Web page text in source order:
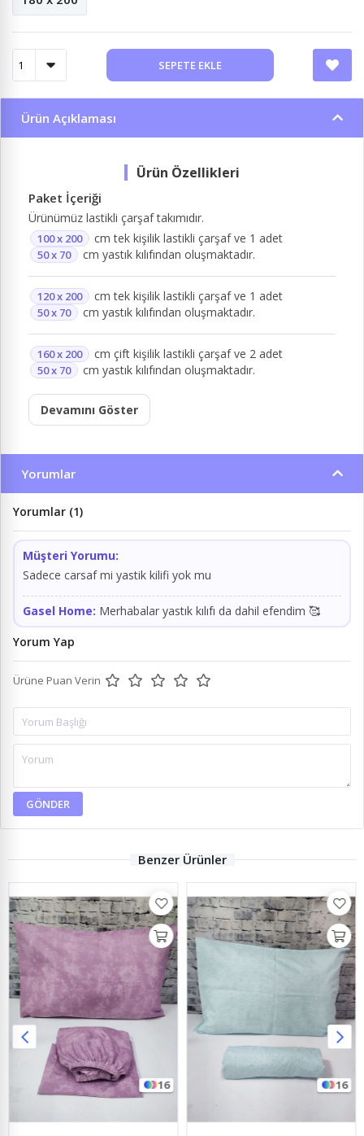
SEPETE EKLE
Ürün Açıklaması
Paket İçeriği
Ürünümüz lastikli çarşaf takımıdır.
100 x 200 cm tek kişilik lastikli çarşaf ve 1 adet
50 x 70 cm yastık kılıfından oluşmaktadır.
120 x 200 cm tek kişilik lastikli çarşaf ve 1 adet
50 x 70 cm yastık kılıfından oluşmaktadır.
160 x 200 cm çift kişilik lastikli çarşaf ve 2 adet
50 x 70 cm yastık kılıfından oluşmaktadır.
Devamını Göster
Yorumlar
Yorumlar (1)
Müşteri Yorumu:
Sadece carsaf mi yastik kilifi yok mu
Gasel Home: Merhabalar yastık kılıfı da dahil efendim 🥰
Yorum Yap
Ürüne Puan Verin
GÖNDER
Benzer Ürünler
16 16